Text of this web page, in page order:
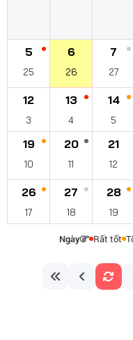
5
25
6
26
7
27
12
3
13
4
14
5
19
10
20
11
21
12
26
17
27
18
28
19
Ngày Rất tốt